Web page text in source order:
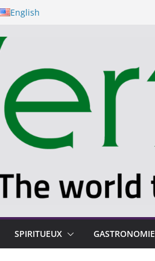
English
SPIRITUEUX GASTRONOMIE